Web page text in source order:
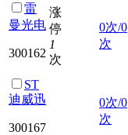
雷
曼光电
300162
涨
停
1
次
0次/0
次
ST
迪威迅
300167
0次/0
次